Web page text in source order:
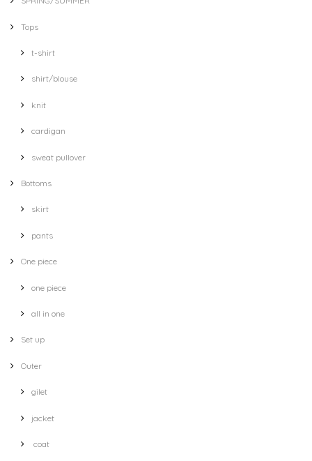
Tops
t-shirt
shirt/blouse
knit
cardigan
sweat pullover
Bottoms
skirt
pants
One piece
one piece
all in one
Set up
Outer
gilet
jacket
coat